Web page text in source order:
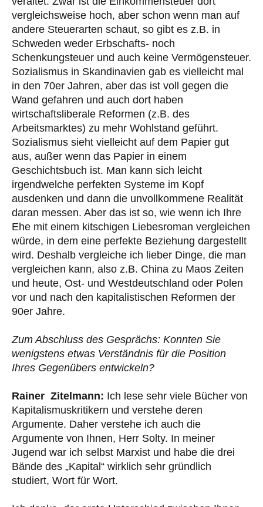
vergleichsweise hoch, aber schon wenn man auf
andere Steuerarten schaut, so gibt es z.B. in
Schweden weder Erbschafts- noch
Schenkungsteuer und auch keine Vermögensteuer.
Sozialismus in Skandinavien gab es vielleicht mal
in den 70er Jahren, aber das ist voll gegen die
Wand gefahren und auch dort haben
wirtschaftsliberale Reformen (z.B. des
Arbeitsmarktes) zu mehr Wohlstand geführt.
Sozialismus sieht vielleicht auf dem Papier gut
aus, außer wenn das Papier in einem
Geschichtsbuch ist. Man kann sich leicht
irgendwelche perfekten Systeme im Kopf
ausdenken und dann die unvollkommene Realität
daran messen. Aber das ist so, wie wenn ich Ihre
Ehe mit einem kitschigen Liebesroman vergleichen
würde, in dem eine perfekte Beziehung dargestellt
wird. Deshalb vergleiche ich lieber Dinge, die man
vergleichen kann, also z.B. China zu Maos Zeiten
und heute, Ost- und Westdeutschland oder Polen
vor und nach den kapitalistischen Reformen der
90er Jahre.
Zum Abschluss des Gesprächs: Konnten Sie
wenigstens etwas Verständnis für die Position
Ihres Gegenübers entwickeln?
Rainer Zitelmann: Ich lese sehr viele Bücher von
Kapitalismuskritikern und verstehe deren
Argumente. Daher verstehe ich auch die
Argumente von Ihnen, Herr Solty. In meiner
Jugend war ich selbst Marxist und habe die drei
Bände des „Kapital“ wirklich sehr gründlich
studiert, Wort für Wort.